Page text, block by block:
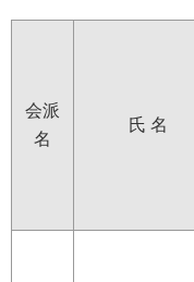
会派
名
氏 名